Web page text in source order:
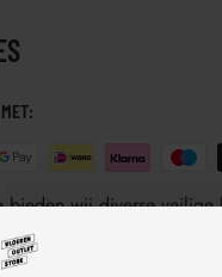
bieden wij diverse veilige
veilig en gegarandeerd